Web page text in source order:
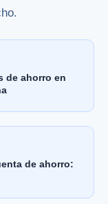
de ahorro en
de ahorro: